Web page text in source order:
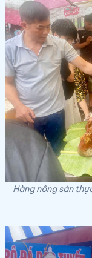
Hàng nông sản